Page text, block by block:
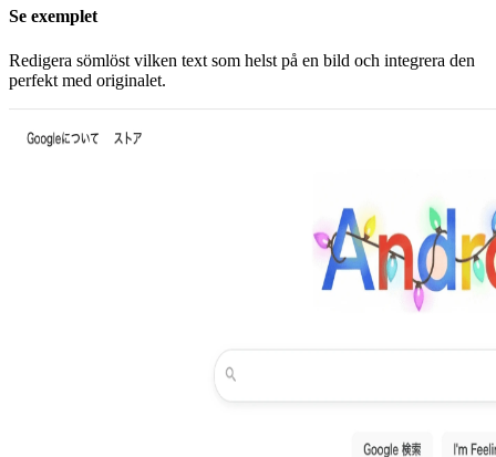
Se exemplet
Redigera sömlöst vilken text som helst på en bild och integrera den
perfekt med originalet.